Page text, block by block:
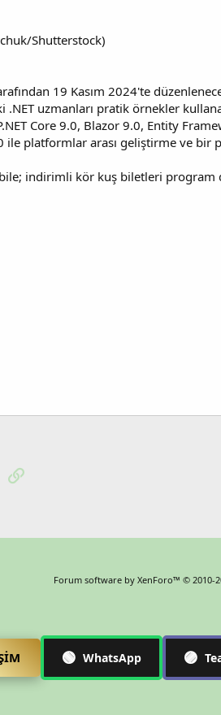
Shutterstock)
19 Kasım 2024'te
.NET uzmanları pratik örnekler
Core 9.0, Blazor 9.0, Entity
ile platformlar arası geliştirme ve bir
bile; indirimli kör kuş biletleri
postaLink
Forum software by XenForo™ © 2010-
🟢 WhatsApp 🟣